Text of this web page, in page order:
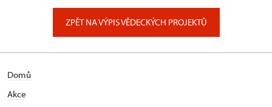
ZPĚT NA VÝPIS VĚDECKÝCH PROJEKTŮ
Domů
Akce